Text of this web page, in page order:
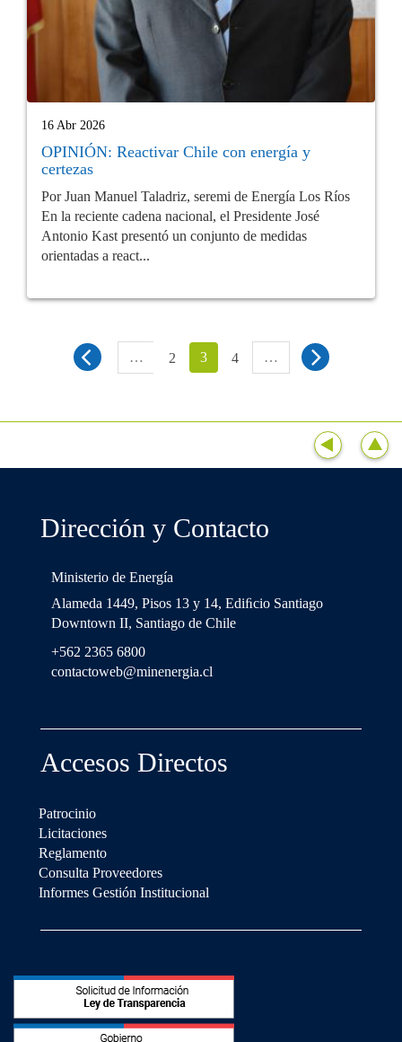
16 Abr 2026
OPINIÓN: Reactivar Chile con energía y
certezas
Por Juan Manuel Taladriz, seremi de Energía Los Ríos
En la reciente cadena nacional, el Presidente José
Antonio Kast presentó un conjunto de medidas
orientadas a react...
… 2 3 4 …
Dirección y Contacto
Ministerio de Energía
Alameda 1449, Pisos 13 y 14, Ediﬁcio Santiago
Downtown II, Santiago de Chile
+562 2365 6800
contactoweb@minenergia.cl
Accesos Directos
Patrocinio
Licitaciones
Reglamento
Consulta Proveedores
Informes Gestión Institucional